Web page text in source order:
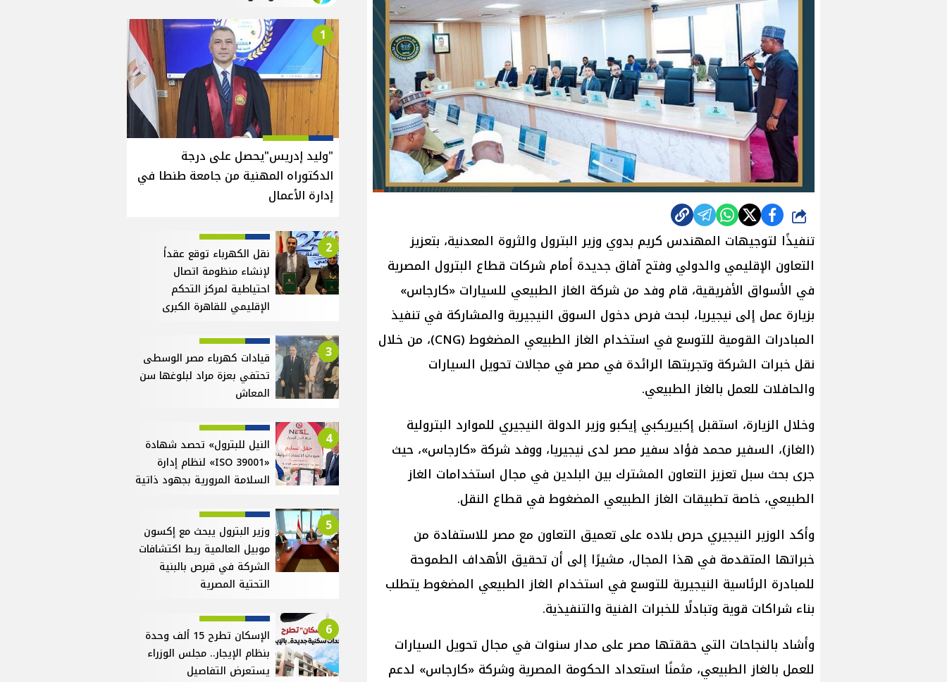
شارك
تنفيذًا لتوجيهات المهندس كريم بدوي وزير البترول والثروة المعدنية، بتعزيز
التعاون الإقليمي والدولي وفتح آفاق جديدة أمام شركات قطاع البترول المصرية
في الأسواق الأفريقية، قام وفد من شركة الغاز الطبيعي للسيارات «كارجاس»
بزيارة عمل إلى نيجيريا، لبحث فرص دخول السوق النيجيرية والمشاركة في تنفيذ
المبادرات القومية للتوسع في استخدام الغاز الطبيعي المضغوط (CNG)، من خلال
نقل خبرات الشركة وتجربتها الرائدة في مصر في مجالات تحويل السيارات
والحافلات للعمل بالغاز الطبيعي.
وخلال الزيارة، استقبل إكبيريكبي إيكبو وزير الدولة النيجيري للموارد البترولية
(الغاز)، السفير محمد فؤاد سفير مصر لدى نيجيريا، ووفد شركة «كارجاس»، حيث
جرى بحث سبل تعزيز التعاون المشترك بين البلدين في مجال استخدامات الغاز
الطبيعي، خاصة تطبيقات الغاز الطبيعي المضغوط في قطاع النقل.
وأكد الوزير النيجيري حرص بلاده على تعميق التعاون مع مصر للاستفادة من
خبراتها المتقدمة في هذا المجال، مشيرًا إلى أن تحقيق الأهداف الطموحة
للمبادرة الرئاسية النيجيرية للتوسع في استخدام الغاز الطبيعي المضغوط يتطلب
بناء شراكات قوية وتبادلًا للخبرات الفنية والتنفيذية.
وأشاد بالنجاحات التي حققتها مصر على مدار سنوات في مجال تحويل السيارات
للعمل بالغاز الطبيعي، مثمنًا استعداد الحكومة المصرية وشركة «كارجاس» لدعم
1
"وليد إدريس"يحصل على درجة
الدكتوراه المهنية من جامعة طنطا في
إدارة الأعمال
2
نقل الكهرباء توقع عقداً
لإنشاء منظومة اتصال
احتياطية لمركز التحكم
الإقليمي للقاهرة الكبرى
3
قيادات كهرباء مصر الوسطى
تحتفي بعزة مراد لبلوغها سن
المعاش
4
النيل للبترول» تحصد شهادة
«ISO 39001» لنظام إدارة
السلامة المرورية بجهود ذاتية
5
وزير البترول يبحث مع إكسون
موبيل العالمية ربط اكتشافات
الشركة في قبرص بالبنية
التحتية المصرية
6
الإسكان تطرح 15 ألف وحدة
بنظام الإيجار.. مجلس الوزراء
يستعرض التفاصيل